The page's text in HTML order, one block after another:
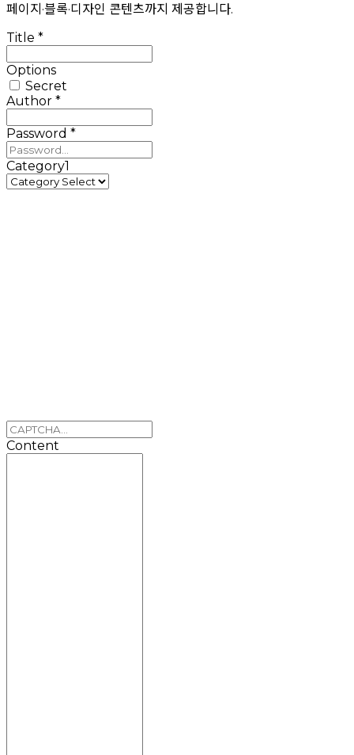
페이지·블록·디자인 콘텐츠까지 제공합니다.
Title *
Options
Secret
Author *
Password *
Category1
Content